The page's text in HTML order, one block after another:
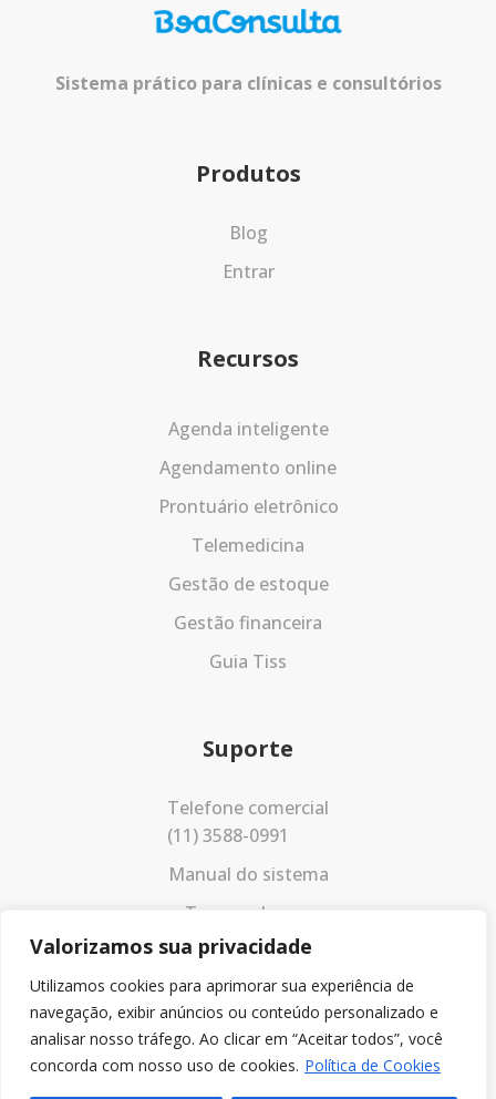
Valorizamos sua privacidade
Utilizamos cookies para aprimorar sua experiência de
navegação, exibir anúncios ou conteúdo personalizado e
analisar nosso tráfego. Ao clicar em “Aceitar todos”, você
concorda com nosso uso de cookies. Política de Cookies
Sistema prático para clínicas e consultórios
Produtos
Blog
Entrar
Recursos
Agenda inteligente
Agendamento online
Prontuário eletrônico
Telemedicina
Gestão de estoque
Gestão financeira
Guia Tiss
Suporte
Telefone comercial
(11) 3588-0991
Manual do sistema
Termos de uso
Política de privacidade